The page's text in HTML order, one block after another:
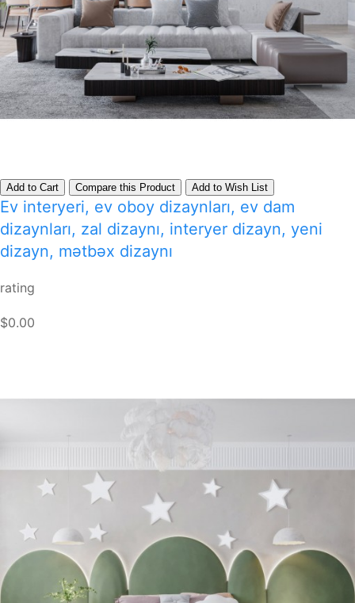
Add to Cart Compare this Product Add to Wish List
Ev interyeri, ev oboy dizaynları, ev dam
dizaynları, zal dizaynı, interyer dizayn, yeni
dizayn, mətbəx dizaynı
rating
$0.00